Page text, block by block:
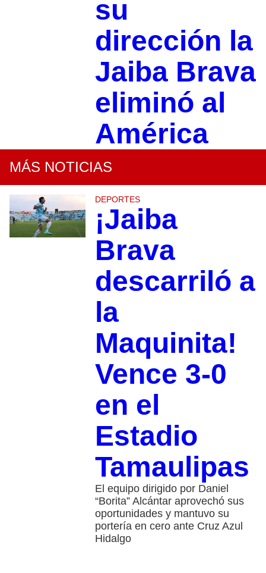
su
dirección la
Jaiba Brava
eliminó al
América
MÁS NOTICIAS
DEPORTES
¡Jaiba
Brava
descarriló a
la
Maquinita!
Vence 3-0
en el
Estadio
Tamaulipas
El equipo dirigido por Daniel
“Borita” Alcántar aprovechó sus
oportunidades y mantuvo su
portería en cero ante Cruz Azul
Hidalgo